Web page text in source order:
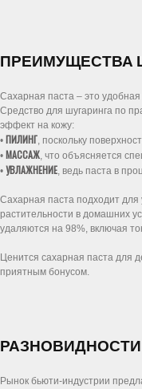
ПРЕИМУЩЕСТВА
Сахарная паста – это
Средство для шугаринга по
эффект на кожу:
• ПИЛИНГ, поскольку
• МАССАЖ, что объясняется
• УВЛАЖНЕНИЕ, ведь паста в
Сахарная паста подходит
растительности в домашних
удаляются на 98%, включая
Ценится сахарная паста для
приятным бонусом.
Рынок бьюти-индустрии